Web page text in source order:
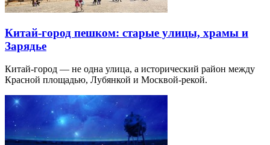
Китай-город пешком: старые улицы, храмы и
Зарядье
Китай-город — не одна улица, а исторический район между
Красной площадью, Лубянкой и Москвой-рекой.